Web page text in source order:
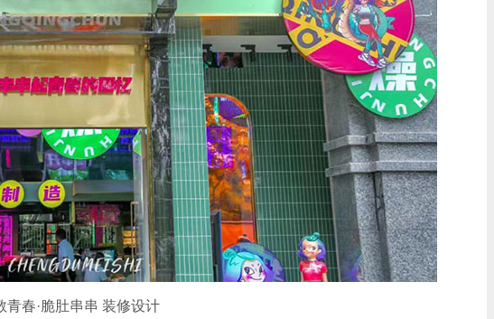
青春·脆肚串串 装修设计